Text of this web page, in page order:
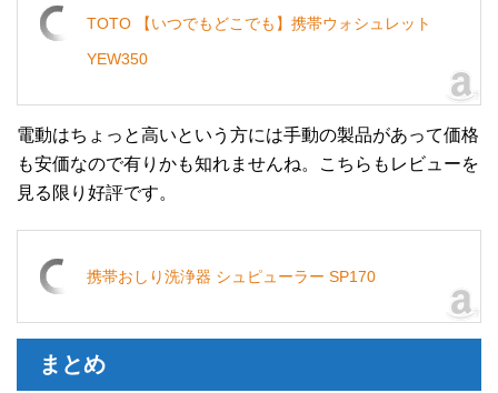
TOTO 【いつでもどこでも】携帯ウォシュレット
YEW350
電動はちょっと高いという方には手動の製品があって価格
も安価なので有りかも知れませんね。こちらもレビューを
見る限り好評です。
携帯おしり洗浄器 シュピューラー SP170
まとめ